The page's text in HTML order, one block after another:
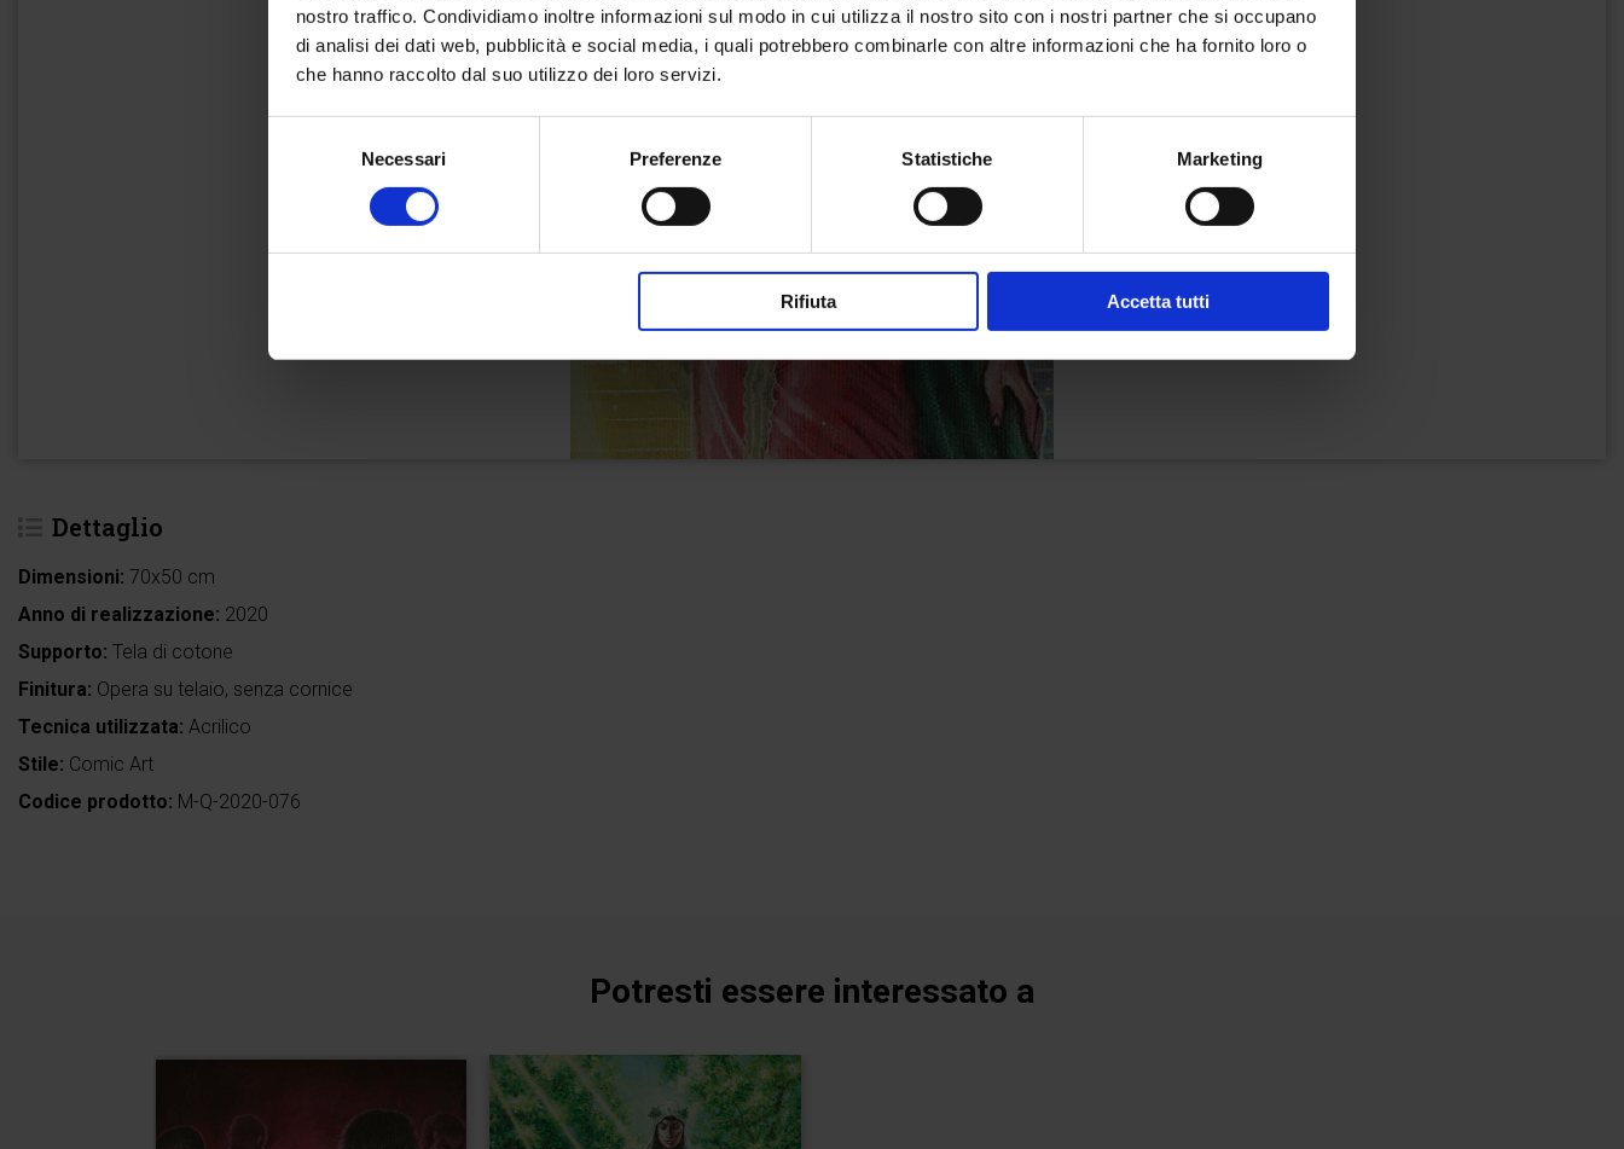
nostro traffico. Condividiamo inoltre informazioni sul modo in cui utilizza il nostro sito con i nostri partner che si occupano
di analisi dei dati web, pubblicità e social media, i quali potrebbero combinarle con altre informazioni che ha fornito loro o
che hanno raccolto dal suo utilizzo dei loro servizi.
Necessari Preferenze Statistiche Marketing
Rifiuta Accetta tutti
Dettaglio
Dimensioni: 70x50 cm
Anno di realizzazione: 2020
Supporto: Tela di cotone
Finitura: Opera su telaio, senza cornice
Tecnica utilizzata: Acrilico
Stile: Comic Art
Codice prodotto: M-Q-2020-076
Potresti essere interessato a